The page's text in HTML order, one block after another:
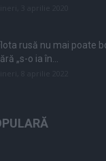
rusă nu mai poate
„s-o ia în...